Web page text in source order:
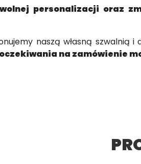
personalizacji oraz
naszą własną szwalnią
na zamówienie